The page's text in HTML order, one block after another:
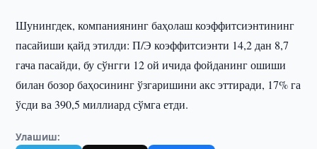
Шунингдек, компаниянинг баҳолаш коэффитсиэнтининг
пасайиши қайд этилди: П/Э коэффитсиэнти 14,2 дан 8,7
гача пасайди, бу сўнгги 12 ой ичида фойданинг ошиши
билан бозор баҳосининг ўзгаришини акс эттиради, 17% га
ўсди ва 390,5 миллиард сўмга етди.
Улашиш: